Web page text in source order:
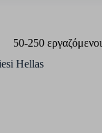
50-250 εργαζόμενοι
Hellas